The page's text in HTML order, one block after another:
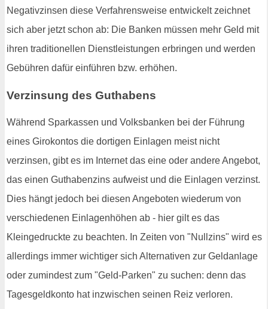
Negativzinsen diese Verfahrensweise entwickelt zeichnet
sich aber jetzt schon ab: Die Banken müssen mehr Geld mit
ihren traditionellen Dienstleistungen erbringen und werden
Gebühren dafür einführen bzw. erhöhen.
Verzinsung des Guthabens
Während Sparkassen und Volksbanken bei der Führung
eines Girokontos die dortigen Einlagen meist nicht
verzinsen, gibt es im Internet das eine oder andere Angebot,
das einen Guthabenzins aufweist und die Einlagen verzinst.
Dies hängt jedoch bei diesen Angeboten wiederum von
verschiedenen Einlagenhöhen ab - hier gilt es das
Kleingedruckte zu beachten. In Zeiten von "Nullzins" wird es
allerdings immer wichtiger sich Alternativen zur Geldanlage
oder zumindest zum "Geld-Parken" zu suchen: denn das
Tagesgeldkonto hat inzwischen seinen Reiz verloren.